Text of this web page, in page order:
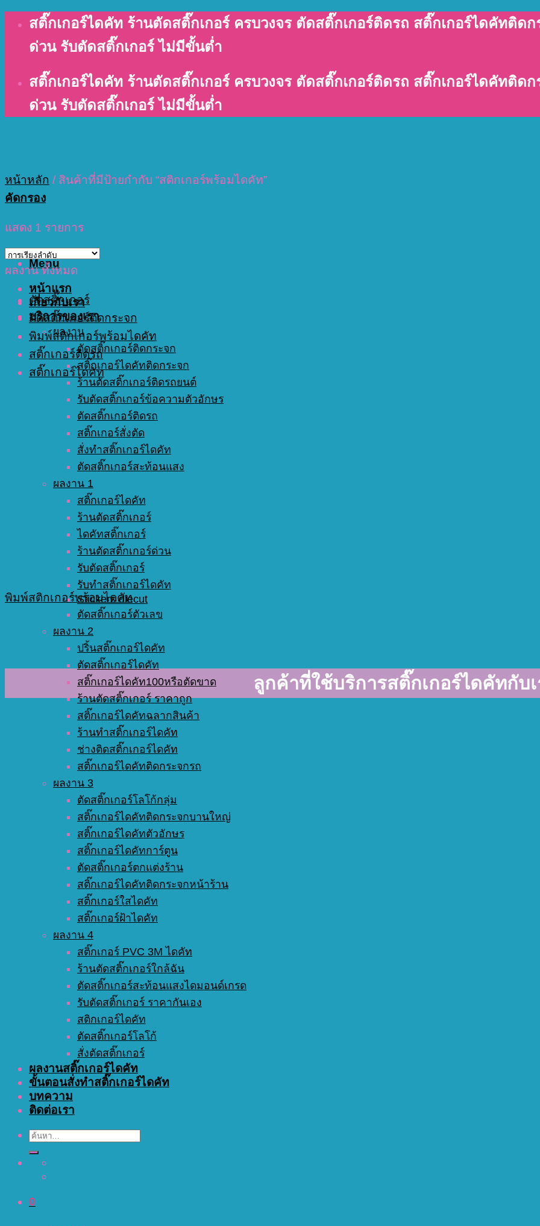
content
สติ๊กเกอร์ไดคัท ร้านตัดสติ๊กเกอร์ ครบวงจร ตัดสติ๊กเกอร์ติดรถ สติ๊กเกอร์ไดคัทติด
ด่วน รับตัดสติ๊กเกอร์ ไม่มีขั้นต่ำ
สติ๊กเกอร์ไดคัท ร้านตัดสติ๊กเกอร์ ครบวงจร ตัดสติ๊กเกอร์ติดรถ สติ๊กเกอร์ไดคัทติด
ด่วน รับตัดสติ๊กเกอร์ ไม่มีขั้นต่ำ
Menu
หน้าแรก
เกี่ยวกับเรา
บริการของเรา
ผลงาน
ตัดสติ๊กเกอร์ติดกระจก
สติ๊กเกอร์ไดคัทติดกระจก
ร้านตัดสติ๊กเกอร์ติดรถยนต์
รับตัดสติ๊กเกอร์ข้อความตัวอักษร
ตัดสติ๊กเกอร์ติดรถ
สติ๊กเกอร์สั่งตัด
สั่งทำสติ๊กเกอร์ไดคัท
ตัดสติ๊กเกอร์สะท้อนแสง
ผลงาน 1
สติ๊กเกอร์ไดคัท
ร้านตัดสติ๊กเกอร์
ไดคัทสติ๊กเกอร์
ร้านตัดสติ๊กเกอร์ด่วน
รับตัดสติ๊กเกอร์
รับทำสติ๊กเกอร์ไดคัท
Stickers diecut
ตัดสติ๊กเกอร์ตัวเลข
ผลงาน 2
ปริ้นสติ๊กเกอร์ไดคัท
ตัดสติ๊กเกอร์ไดคัท
สติ๊กเกอร์ไดคัท100หรือตัดขาด
ร้านตัดสติ๊กเกอร์ ราคาถูก
สติ๊กเกอร์ไดคัทฉลากสินค้า
ร้านทำสติ๊กเกอร์ไดคัท
ช่างติดสติ๊กเกอร์ไดคัท
สติ๊กเกอร์ไดคัทติดกระจกรถ
ผลงาน 3
ตัดสติ๊กเกอร์โลโก้กลุ่ม
สติ๊กเกอร์ไดคัทติดกระจกบานใหญ่
สติ๊กเกอร์ไดคัทตัวอักษร
สติ๊กเกอร์ไดคัทการ์ตูน
ตัดสติ๊กเกอร์ตกแต่งร้าน
สติ๊กเกอร์ไดคัทติดกระจกหน้าร้าน
สติ๊กเกอร์ใสไดคัท
สติ๊กเกอร์ฝ้าไดคัท
ผลงาน 4
สติ๊กเกอร์ PVC 3M ไดคัท
ร้านตัดสติ๊กเกอร์ใกล้ฉัน
ตัดสติ๊กเกอร์สะท้อนแสงไดมอนด์เกรด
รับตัดสติ๊กเกอร์ ราคากันเอง
สติกเกอร์ไดคัท
ตัดสติ๊กเกอร์โลโก้
สั่งตัดสติ๊กเกอร์
ผลงานสติ๊กเกอร์ไดคัท
ขั้นตอนสั่งทำสติ๊กเกอร์ไดคัท
บทความ
ติดต่อเรา
ค้นหา:
0
หน้าหลัก /สินค้าที่มีป้ายกำกับ “สติกเกอร์พร้อมไดคัท”
คัดกรอง
แสดง 1 รายการ
ผลงาน ทั้งหมด
ตัดสติ๊กเกอร์
ตัดสติ๊กเกอร์ติดกระจก
พิมพ์สติกเกอร์พร้อมไดคัท
สติ๊กเกอร์ติดรถ
สติ๊กเกอร์ไดคัท
พิมพ์สติกเกอร์พร้อมไดคัท
ลูกค้าที่ใช้บริการสติ๊กเกอร์ไดคัทกับเ